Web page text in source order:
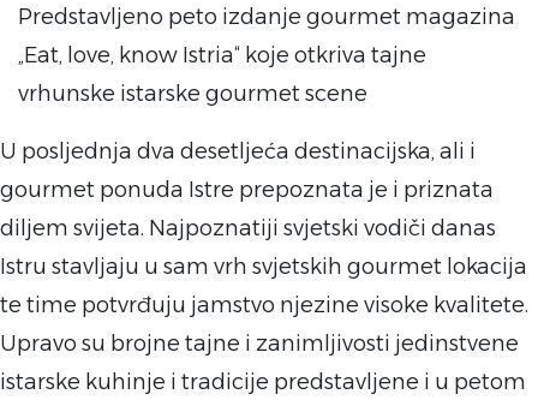
Predstavljeno peto izdanje gourmet magazina
„Eat, love, know Istria“ koje otkriva tajne
vrhunske istarske gourmet scene
U posljednja dva desetljeća destinacijska, ali i
gourmet ponuda Istre prepoznata je i priznata
diljem svijeta. Najpoznatiji svjetski vodiči danas
Istru stavljaju u sam vrh svjetskih gourmet lokacija
te time potvrđuju jamstvo njezine visoke kvalitete.
Upravo su brojne tajne i zanimljivosti jedinstvene
istarske kuhinje i tradicije predstavljene i u petom